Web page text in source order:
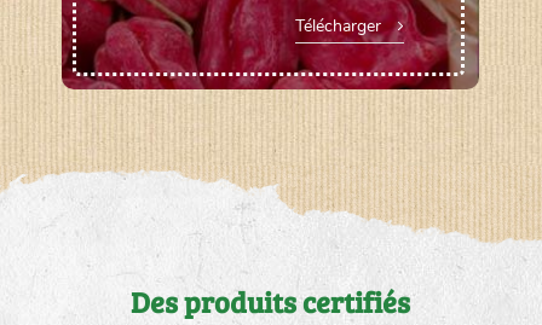
Télécharger
Des produits certifiés